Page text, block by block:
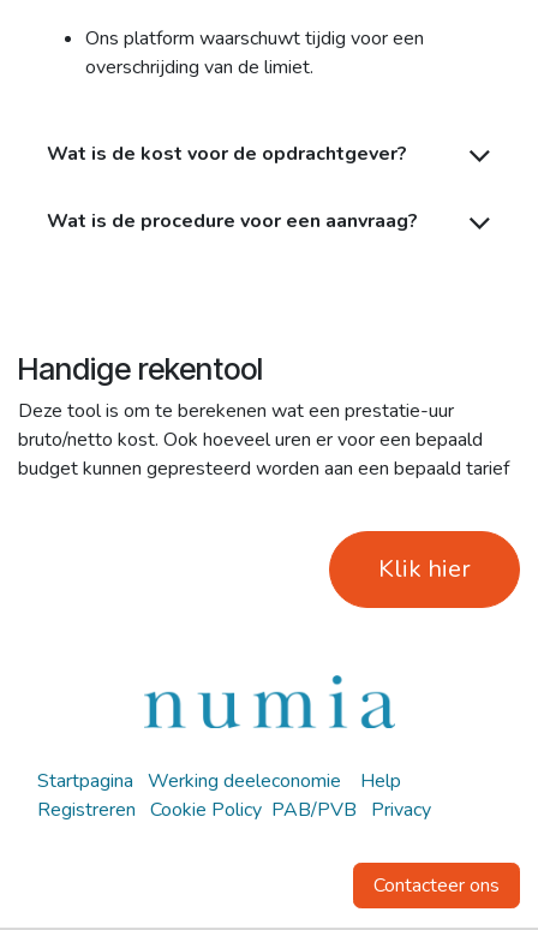
Ons platform waarschuwt tijdig voor een
overschrijding van de limiet.
Wat is de kost voor de opdrachtgever?
Wat is de procedure voor een aanvraag?
Handige rekentool
Deze tool is om te berekenen wat een prestatie-uur
bruto/netto kost. Ook hoeveel uren er voor een bepaald
budget kunnen gepresteerd worden aan een bepaald tarief
Klik hier
Startpagina Werking deeleconomie
Help
Registreren Cookie Policy PAB/PVB Privacy
Contacteer ons